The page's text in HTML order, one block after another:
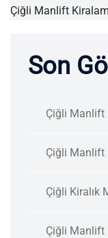
Çiğli Manlift
Son
Çiğli Manlift
Çiğli Manlift
Çiğli Kiralık
Çiğli Manlift